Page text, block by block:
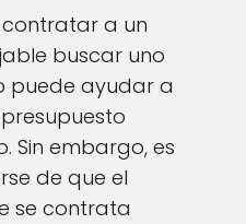
a un
buscar uno
puede ayudar a
Sin embargo, es
de que el
se contrata